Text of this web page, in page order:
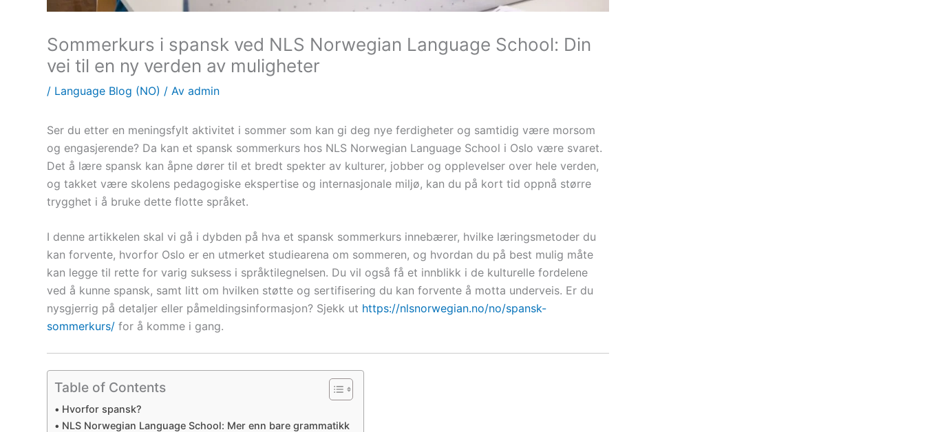
Sommerkurs i spansk ved NLS Norwegian Language School: Din
vei til en ny verden av muligheter
/ Language Blog (NO) / Av admin
Ser du etter en meningsfylt aktivitet i sommer som kan gi deg nye ferdigheter og samtidig være morsom
og engasjerende? Da kan et spansk sommerkurs hos NLS Norwegian Language School i Oslo være svaret.
Det å lære spansk kan åpne dører til et bredt spekter av kulturer, jobber og opplevelser over hele verden,
og takket være skolens pedagogiske ekspertise og internasjonale miljø, kan du på kort tid oppnå større
trygghet i å bruke dette flotte språket.
I denne artikkelen skal vi gå i dybden på hva et spansk sommerkurs innebærer, hvilke læringsmetoder du
kan forvente, hvorfor Oslo er en utmerket studiearena om sommeren, og hvordan du på best mulig måte
kan legge til rette for varig suksess i språktilegnelsen. Du vil også få et innblikk i de kulturelle fordelene
ved å kunne spansk, samt litt om hvilken støtte og sertifisering du kan forvente å motta underveis. Er du
nysgjerrig på detaljer eller påmeldingsinformasjon? Sjekk ut https://nlsnorwegian.no/no/spansk-
sommerkurs/ for å komme i gang.
Table of Contents
Hvorfor spansk?
NLS Norwegian Language School: Mer enn bare grammatikk